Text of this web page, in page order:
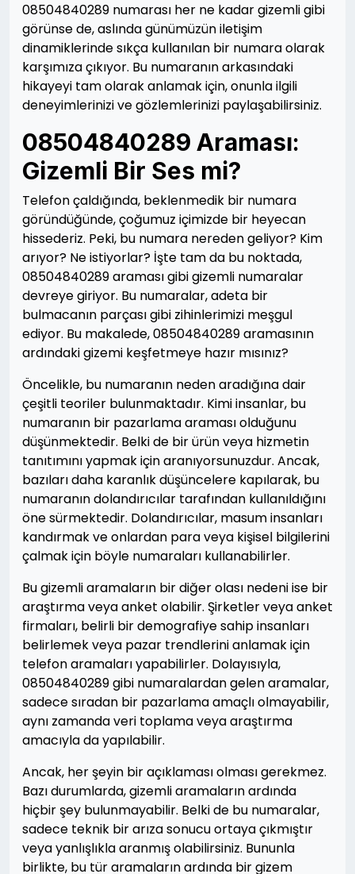
08504840289 numarası her ne kadar gizemli gibi
görünse de, aslında günümüzün iletişim
dinamiklerinde sıkça kullanılan bir numara olarak
karşımıza çıkıyor. Bu numaranın arkasındaki
hikayeyi tam olarak anlamak için, onunla ilgili
deneyimlerinizi ve gözlemlerinizi paylaşabilirsiniz.
08504840289 Araması:
Gizemli Bir Ses mi?
Telefon çaldığında, beklenmedik bir numara
göründüğünde, çoğumuz içimizde bir heyecan
hissederiz. Peki, bu numara nereden geliyor? Kim
arıyor? Ne istiyorlar? İşte tam da bu noktada,
08504840289 araması gibi gizemli numaralar
devreye giriyor. Bu numaralar, adeta bir
bulmacanın parçası gibi zihinlerimizi meşgul
ediyor. Bu makalede, 08504840289 aramasının
ardındaki gizemi keşfetmeye hazır mısınız?
Öncelikle, bu numaranın neden aradığına dair
çeşitli teoriler bulunmaktadır. Kimi insanlar, bu
numaranın bir pazarlama araması olduğunu
düşünmektedir. Belki de bir ürün veya hizmetin
tanıtımını yapmak için aranıyorsunuzdur. Ancak,
bazıları daha karanlık düşüncelere kapılarak, bu
numaranın dolandırıcılar tarafından kullanıldığını
öne sürmektedir. Dolandırıcılar, masum insanları
kandırmak ve onlardan para veya kişisel bilgilerini
çalmak için böyle numaraları kullanabilirler.
Bu gizemli aramaların bir diğer olası nedeni ise bir
araştırma veya anket olabilir. Şirketler veya anket
firmaları, belirli bir demografiye sahip insanları
belirlemek veya pazar trendlerini anlamak için
telefon aramaları yapabilirler. Dolayısıyla,
08504840289 gibi numaralardan gelen aramalar,
sadece sıradan bir pazarlama amaçlı olmayabilir,
aynı zamanda veri toplama veya araştırma
amacıyla da yapılabilir.
Ancak, her şeyin bir açıklaması olması gerekmez.
Bazı durumlarda, gizemli aramaların ardında
hiçbir şey bulunmayabilir. Belki de bu numaralar,
sadece teknik bir arıza sonucu ortaya çıkmıştır
veya yanlışlıkla aranmış olabilirsiniz. Bununla
birlikte, bu tür aramaların ardında bir gizem